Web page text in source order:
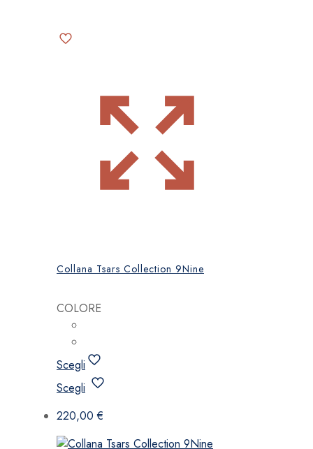
Collana Tsars Collection 9Nine
COLORE
Scegli
Scegli Questo
ha
220,00€